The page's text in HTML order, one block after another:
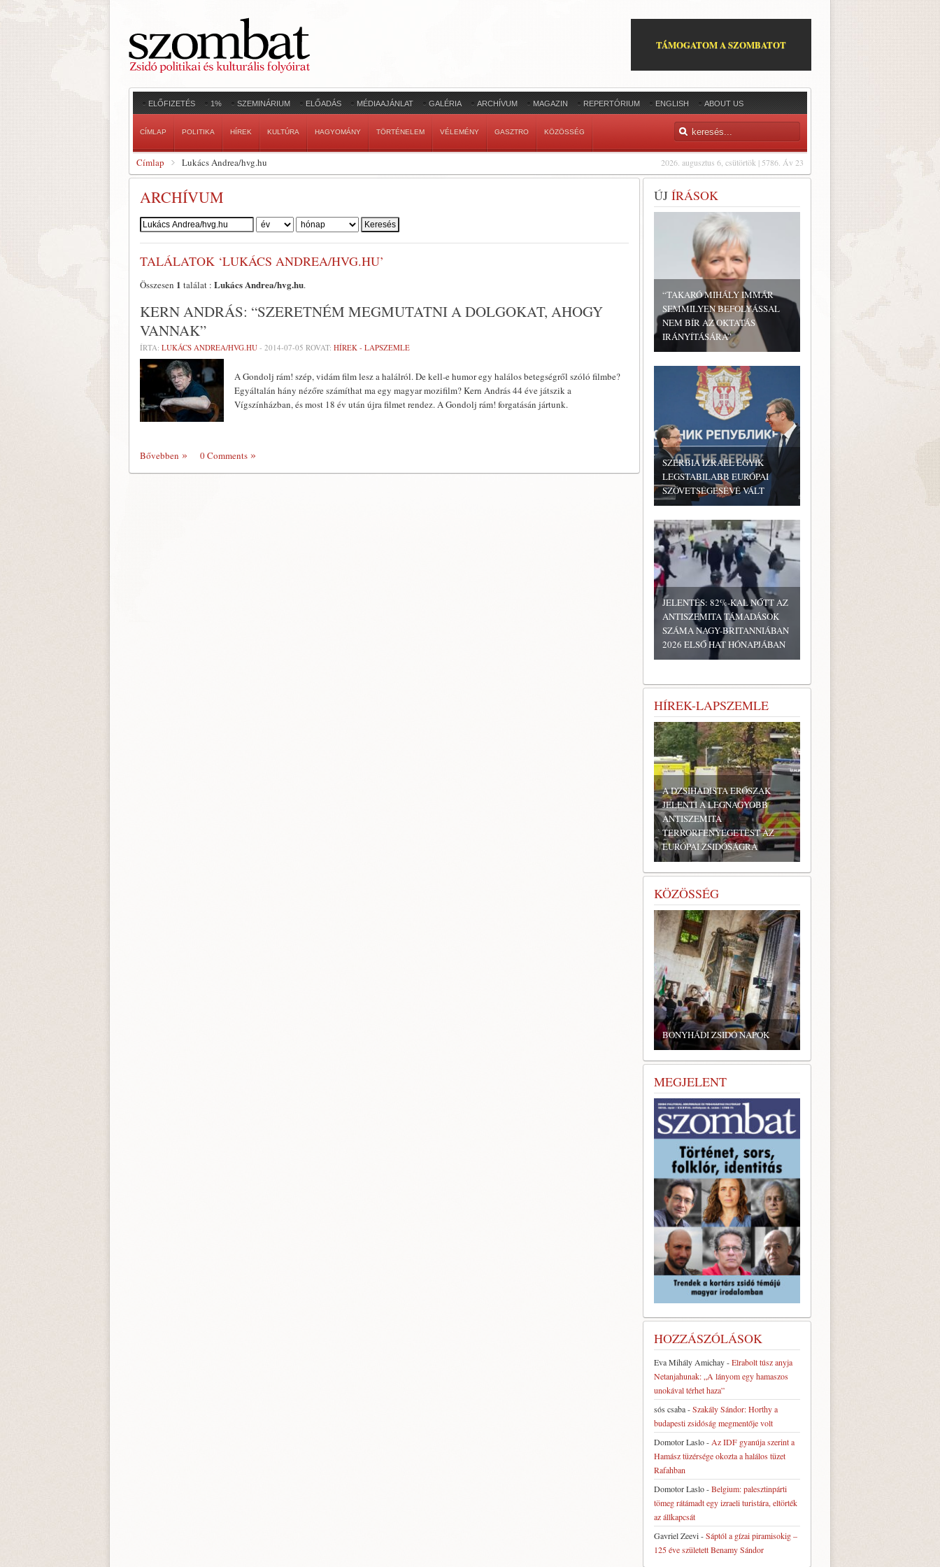
TÁMOGATOM A SZOMBATOT
ELŐFIZETÉS 1% SZEMINÁRIUM ELŐADÁS MÉDIAAJÁNLAT GALÉRIA ARCHÍVUM MAGAZIN REPERTÓRIUM ENGLISH ABOUT US
CÍMLAP POLITIKA HÍREK KULTÚRA HAGYOMÁNY TÖRTÉNELEM VÉLEMÉNY GASZTRO KÖZÖSSÉG
2026. augusztus 6, csütörtök | 5786. Áv 23
Címlap Lukács Andrea/hvg.hu
ARCHÍVUM
Szerző:
TALÁLATOK ‘LUKÁCS ANDREA/HVG.HU’
Összesen 1 találat : Lukács Andrea/hvg.hu.
KERN ANDRÁS: “SZERETNÉM MEGMUTATNI A DOLGOKAT, AHOGY
VANNAK”
ÍRTA: LUKÁCS ANDREA/HVG.HU - 2014-07-05 ROVAT: HÍREK - LAPSZEMLE
A Gondolj rám! szép, vidám film lesz a halálról. De kell-e humor egy halálos betegségről szóló filmbe?
Egyáltalán hány nézőre számíthat ma egy magyar mozifilm? Kern András 44 éve játszik a
Vígszínházban, és most 18 év után újra filmet rendez. A Gondolj rám! forgatásán jártunk.
Bővebben 0 Comments
ÚJ ÍRÁSOK
“TAKARÓ MIHÁLY IMMÁR
SEMMILYEN BEFOLYÁSSAL
NEM BÍR AZ OKTATÁS
IRÁNYÍTÁSÁRA”
SZERBIA IZRAEL EGYIK
LEGSTABILABB EURÓPAI
SZÖVETSÉGESÉVÉ VÁLT
JELENTÉS: 82%-KAL NŐTT AZ
ANTISZEMITA TÁMADÁSOK
SZÁMA NAGY-BRITANNIÁBAN
2026 ELSŐ HAT HÓNAPJÁBAN
HÍREK-LAPSZEMLE
A DZSIHADISTA ERŐSZAK
JELENTI A LEGNAGYOBB
ANTISZEMITA
TERRORFENYEGETÉST AZ
EURÓPAI ZSIDÓSÁGRA
KÖZÖSSÉG
BONYHÁDI ZSIDÓ NAPOK
MEGJELENT
HOZZÁSZÓLÁSOK
Eva Mihály Amichay-Elrabolt túsz anyja
Netanjahunak: „A lányom egy hamaszos
unokával térhet haza”
sós csaba-Szakály Sándor: Horthy a
budapesti zsidóság megmentője volt
Domotor Laslo- Az IDF gyanúja szerint a
Hamász tüzérsége okozta a halálos tüzet
Rafahban
Domotor Laslo-Belgium: palesztinpárti
tömeg rátámadt egy izraeli turistára, eltörték
az állkapcsát
Gavriel Zeevi-Sáptól a gízai piramisokig –
125 éve született Benamy Sándor